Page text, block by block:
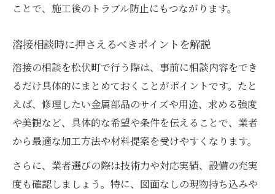
ことで、施工後のトラブル防止にもつながります。
溶接相談時に押さえるべきポイントを解説
溶接の相談を松伏町で行う際は、事前に相談内容をでき
るだけ具体的にまとめておくことがポイントです。たと
えば、修理したい金属部品のサイズや用途、求める強度
や美観など、具体的な希望や条件を伝えることで、業者
から最適な加工方法や材料提案を受けやすくなります。
さらに、業者選びの際は技術力や対応実績、設備の充実
度も確認しましょう。特に、図面なしの現物持ち込みや